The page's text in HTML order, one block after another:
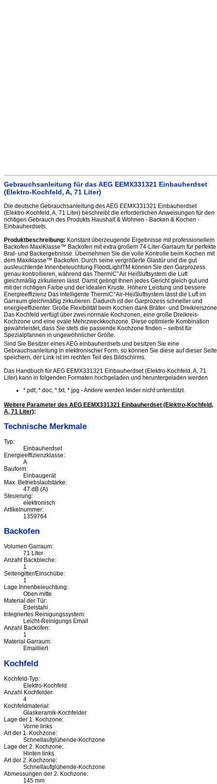
Gebrauchsanleitung für das AEG EEMX331321 Einbauherdset
(Elektro-Kochfeld, A, 71 Liter)
Die deutsche Gebrauchsanleitung des AEG EEMX331321 Einbauherdset
(Elektro-Kochfeld, A, 71 Liter) beschreibt die erforderlichen Anweisungen für den
richtigen Gebrauch des Produkts Haushalt & Wohnen - Backen & Kochen -
Einbauherdsets.
Produktbeschreibung: Konstant überzeugende Ergebnisse mit professionellem
Backofen MaxiKlasse™ Backofen mit extra großem 74-Liter-Garraum für perfekte
Brat- und Backergebnisse. Übernehmen Sie die volle Kontrolle beim Kochen mit
dem Maxiklasse™ Backofen. Durch seine vergrößerte Glastür und die gut
ausleuchtende Innenbeleuchtung FloodLightTM können Sie den Garprozess
genau kontrollieren, während das ThermiC°Air Heißluftsystem die Luft
gleichmäßig zirkulieren lässt. Damit gelingt Ihnen jedes Gericht gleich gut und
mit der richtigen Farbe und der idealen Kruste. Höhere Leistung und bessere
Energieeffizienz Das intelligente ThermiC°Air-Heißluftsystem lässt die Luft im
Garraum gleichmäßig zirkulieren. Dadurch ist der Garprozess schneller und
energieeffizienter. Große Flexibilität beim Kochen dank Bräter- und Dreikreiszone
Das Kochfeld verfügt über zwei normale Kochzonen, eine große Dreikreis-
Kochzone und eine ovale Mehrzweckkochzone. Diese optimierte Kombination
gewährleistet, dass Sie stets die passende Kochzone finden – selbst für
Spezialpfannen in ungewöhnlicher Größe.
Sind Sie Besitzer eines AEG einbauherdsets und besitzen Sie eine
Gebrauchsanleitung in elektronischer Form, so können Sie diese auf dieser Seite
speichern, der Link ist im rechten Teil des Bildschirms.
Das Handbuch für AEG EEMX331321 Einbauherdset (Elektro-Kochfeld, A, 71
Liter) kann in folgenden Formaten hochgeladen und heruntergeladen werden
*.pdf, *.doc, *.txt, *.jpg - Andere werden leider nicht unterstützt.
Weitere Parameter des AEG EEMX331321 Einbauherdset (Elektro-Kochfeld,
A, 71 Liter):
Technische Merkmale
Typ:
Einbauherdset
Energieeffizienzklasse:
A
Bauform:
Einbaugerät
Max. Betriebslautstärke:
47 dB (A)
Steuerung:
elektronisch
Artikelnummer:
1359764
Backofen
Volumen Garraum:
71 Liter
Anzahl Backbleche:
1
Seitengitter/Einschübe:
1
Lage Innenbeleuchtung:
Oben mitte
Material der Tür:
Edelstahl
Integriertes Reinigungssystem:
Leicht-Reinigungs Email
Anzahl Backöfen:
1
Material Garraum:
Emailliert
Kochfeld
Kochfeld-Typ:
Elektro-Kochfeld
Anzahl Kochfelder:
4
Kochfeldmaterial:
Glaskeramik-Kochfelder
Lage der 1. Kochzone:
Vorne links
Art der 1. Kochzone:
Schnellaufglühende-Kochzone
Lage der 2. Kochzone:
Hinten links
Art der 2. Kochzone:
Schnellaufglühende-Kochzone
Abmessungen der 2. Kochzone:
145 mm